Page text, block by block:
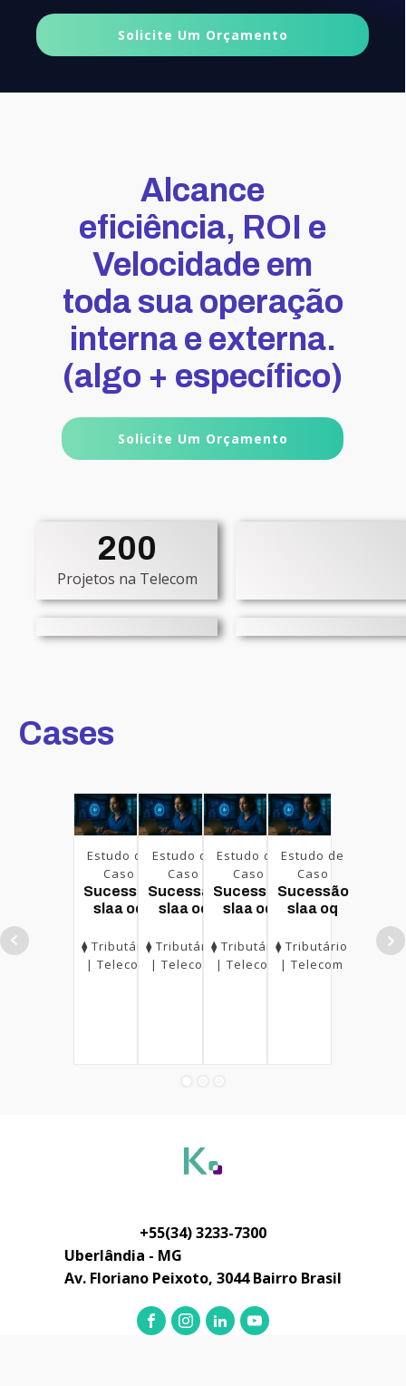
Solicite Um Orçamento
Alcance
eficiência, ROI e
Velocidade em
toda sua operação
interna e externa.
(algo + específico)
Solicite Um Orçamento
200
Projetos na Telecom
Cases
Estudo de
Caso
Sucessão
slaa oq
⧫ Tributário
| Telecom
Estudo de
Caso
Sucessão
slaa oq
⧫ Tributário
| Telecom
Estudo de
Caso
Sucessão
slaa oq
⧫ Tributário
| Telecom
Estudo de
Caso
Sucessão
slaa oq
⧫ Tributário
| Telecom
+55(34) 3233-7300
Uberlândia - MG
Av. Floriano Peixoto, 3044 Bairro Brasil